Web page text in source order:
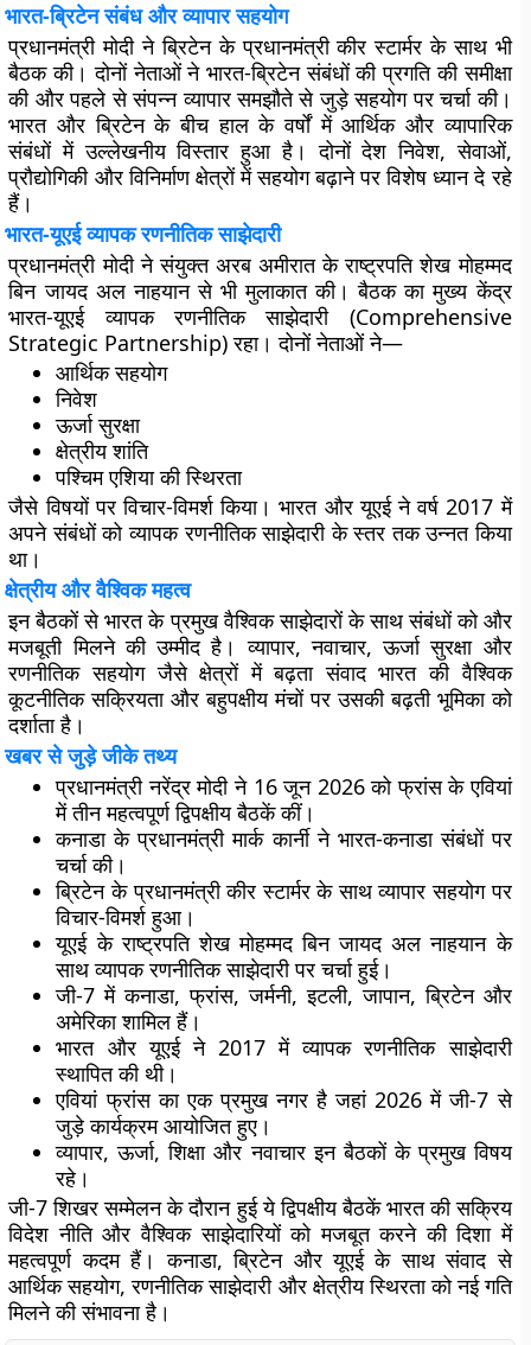
भारत-ब्रिटेन संबंध और व्यापार सहयोग
प्रधानमंत्री मोदी ने ब्रिटेन के प्रधानमंत्रीकीर स्टार्मर के साथ भी
बैठक की। दोनों नेताओं ने भारत-ब्रिटेन संबंधों की प्रगति की समीक्षा
की और पहले से संपन्न व्यापार समझौते से जुड़े सहयोग पर चर्चा की।
भारत और ब्रिटेन के बीच हाल के वर्षों में आर्थिक और व्यापारिक
संबंधों में उल्लेखनीय विस्तार हुआ है। दोनों देश निवेश, सेवाओं,
प्रौद्योगिकी और विनिर्माण क्षेत्रों में सहयोग बढ़ाने पर विशेष ध्यान दे रहे
हैं।
भारत-यूएई व्यापक रणनीतिक साझेदारी
प्रधानमंत्री मोदी ने संयुक्त अरब अमीरात के राष्ट्रपतिशेख मोहम्मद
बिन जायद अल नाहयानसे भी मुलाकात की। बैठक का मुख्य केंद्र
भारत-यूएई व्यापक रणनीतिक साझेदारी (Comprehensive
Strategic Partnership)रहा। दोनों नेताओं ने—
आर्थिक सहयोग
निवेश
ऊर्जा सुरक्षा
क्षेत्रीय शांति
पश्चिम एशिया की स्थिरता
जैसे विषयों पर विचार-विमर्श किया। भारत और यूएई ने वर्ष 2017 में
अपने संबंधों को व्यापक रणनीतिक साझेदारी के स्तर तक उन्नत किया
था।
क्षेत्रीय और वैश्विक महत्व
इन बैठकों से भारत के प्रमुख वैश्विक साझेदारों के साथ संबंधों को और
मजबूती मिलने की उम्मीद है। व्यापार, नवाचार, ऊर्जा सुरक्षा और
रणनीतिक सहयोग जैसे क्षेत्रों में बढ़ता संवाद भारत की वैश्विक
कूटनीतिक सक्रियता और बहुपक्षीय मंचों पर उसकी बढ़ती भूमिका को
दर्शाता है।
खबर से जुड़े जीके तथ्य
प्रधानमंत्री नरेंद्र मोदी ने 16 जून 2026 को फ्रांस के एवियां
में तीन महत्वपूर्ण द्विपक्षीय बैठकें कीं।
कनाडा के प्रधानमंत्री मार्क कार्नी ने भारत-कनाडा संबंधों पर
चर्चा की।
ब्रिटेन के प्रधानमंत्री कीर स्टार्मर के साथ व्यापार सहयोग पर
विचार-विमर्श हुआ।
यूएई के राष्ट्रपति शेख मोहम्मद बिन जायद अल नाहयान के
साथ व्यापक रणनीतिक साझेदारी पर चर्चा हुई।
जी-7 में कनाडा, फ्रांस, जर्मनी, इटली, जापान, ब्रिटेन और
अमेरिका शामिल हैं।
भारत और यूएई ने 2017 में व्यापक रणनीतिक साझेदारी
स्थापित की थी।
एवियां फ्रांस का एक प्रमुख नगर है जहां 2026 में जी-7 से
जुड़े कार्यक्रम आयोजित हुए।
व्यापार, ऊर्जा, शिक्षा और नवाचार इन बैठकों के प्रमुख विषय
रहे।
जी-7 शिखर सम्मेलन के दौरान हुई ये द्विपक्षीय बैठकें भारत की सक्रिय
विदेश नीति और वैश्विक साझेदारियों को मजबूत करने की दिशा में
महत्वपूर्ण कदम हैं। कनाडा, ब्रिटेन और यूएई के साथ संवाद से
आर्थिक सहयोग, रणनीतिक साझेदारी और क्षेत्रीय स्थिरता को नई गति
मिलने की संभावना है।